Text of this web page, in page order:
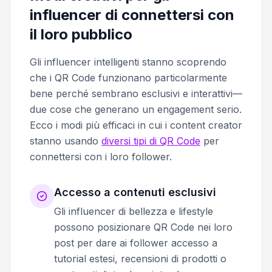
influencer di connettersi con
il loro pubblico
Gli influencer intelligenti stanno scoprendo
che i QR Code funzionano particolarmente
bene perché sembrano esclusivi e interattivi—
due cose che generano un engagement serio.
Ecco i modi più efficaci in cui i content creator
stanno usando diversi tipi di QR Code per
connettersi con i loro follower.
Accesso a contenuti esclusivi
Gli influencer di bellezza e lifestyle
possono posizionare QR Code nei loro
post per dare ai follower accesso a
tutorial estesi, recensioni di prodotti o